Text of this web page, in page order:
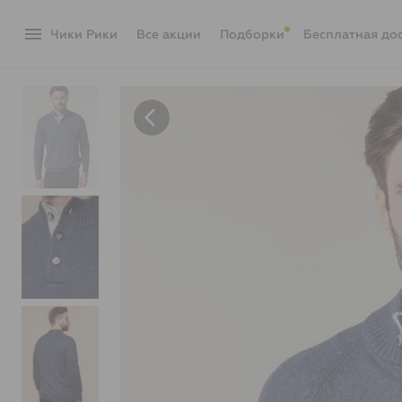
menu Чики Рики акции Подборки Бесплатная
arrow_back_ios